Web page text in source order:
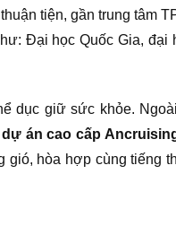
tiện, gần trung tâm
Đại học Quốc Gia,
dục giữ sức khỏe.
dự án cao cấp
hòa hợp cùng tiếng